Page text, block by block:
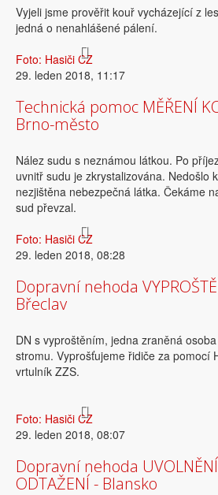
Vyjeli jsme prověřit kouř vycházející z
jedná o nenahlášené pálení.
Foto: Hasiči CZ
29. leden 2018, 11:17
Technická pomoc MĚŘENÍ
Brno-město
Nález sudu s neznámou látkou. Po
uvnitř sudu je zkrystalizována. Nedošlo
nezjištěna nebezpečná látka. Čekáme
sud převzal.
Foto: Hasiči CZ
29. leden 2018, 08:28
Dopravní nehoda
Břeclav
DN s vyproštěním, jedna zraněná
stromu. Vyprošťujeme řidiče za pomocí
vrtulník ZZS.
Foto: Hasiči CZ
29. leden 2018, 08:07
Dopravní nehoda
ODTAŽENÍ - Blansko